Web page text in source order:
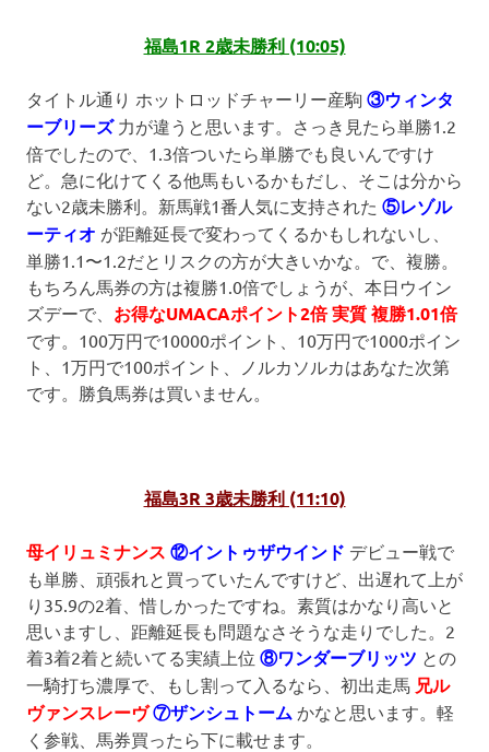
福島1R 2歳未勝利 (10:05)
タイトル通り ホットロッドチャーリー産駒 ③ウィンタ
ーブリーズ力が違うと思います。さっき見たら単勝1.2
倍でしたので、1.3倍ついたら単勝でも良いんですけ
ど。急に化けてくる他馬もいるかもだし、そこは分から
ない2歳未勝利。新馬戦1番人気に支持された ⑤レゾル
ーティオ が距離延長で変わってくるかもしれないし、
単勝1.1〜1.2だとリスクの方が大きいかな。で、複勝。
もちろん馬券の方は複勝1.0倍でしょうが、本日ウイン
ズデーで、 お得なUMACAポイント2倍 実質 複勝1.01倍
です。100万円で10000ポイント、10万円で1000ポイン
ト、1万円で100ポイント、ノルカソルカはあなた次第
です。勝負馬券は買いません。
福島3R 3歳未勝利 (11:10)
母イリュミナンス ⑫イントゥザウインド デビュー戦で
も単勝、頑張れと買っていたんですけど、出遅れて上が
り35.9の2着、惜しかったですね。素質はかなり高いと
思いますし、距離延長も問題なさそうな走りでした。2
着3着2着と続いてる実績上位 ⑧ワンダーブリッツ との
一騎打ち濃厚で、もし割って入るなら、初出走馬 兄ル
ヴァンスレーヴ⑦ザンシュトーム かなと思います。軽
く参戦、馬券買ったら下に載せます。